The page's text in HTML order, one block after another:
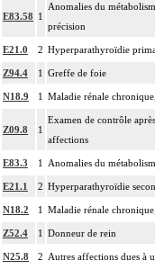
E83.58 1
Anomalies du
précision
E21.0 2 Hyperparathyroïdie
Z94.4 1 Greffe de foie
N18.9 1 Maladie rénale
Z09.8 1
Examen de contrôle
affections
E83.3 1 Anomalies du
E21.1 2 Hyperparathyroïdie
N18.2 1 Maladie rénale
Z52.4 1 Donneur de rein
N25.8 2 Autres affections dues à